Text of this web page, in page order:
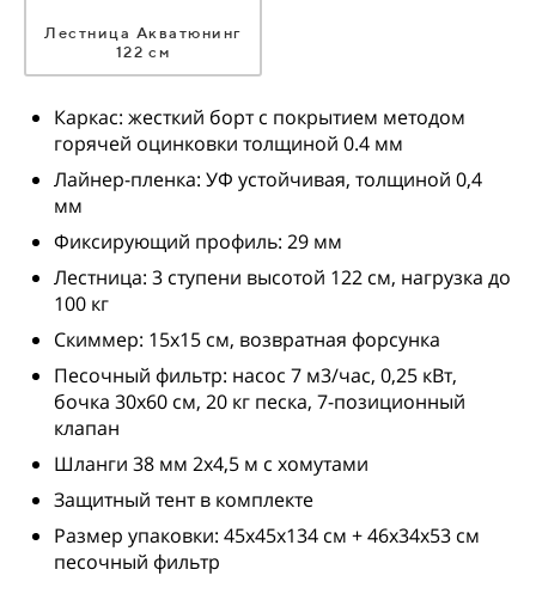
Лестница Акватюнинг
122 см
Каркас: жесткий борт с покрытием методом
горячей оцинковки толщиной 0.4 мм
Лайнер-пленка: УФ устойчивая, толщиной 0,4
мм
Фиксирующий профиль: 29 мм
Лестница: 3 ступени высотой 122 см, нагрузка до
100 кг
Скиммер: 15х15 см, возвратная форсунка
Песочный фильтр: насос 7 м3/час, 0,25 кВт,
бочка 30х60 см, 20 кг песка, 7-позиционный
клапан
Шланги 38 мм 2х4,5 м с хомутами
Защитный тент в комплекте
Размер упаковки: 45х45х134 см + 46х34х53 см
песочный фильтр